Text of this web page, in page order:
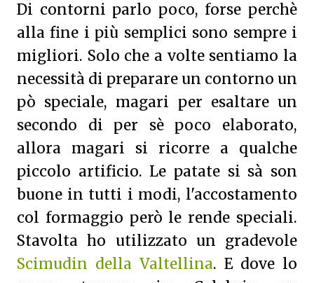
Di contorni parlo poco, forse perchè
alla fine i più semplici sono sempre i
migliori. Solo che a volte sentiamo la
necessità di preparare un contorno un
pò speciale, magari per esaltare un
secondo di per sè poco elaborato,
allora magari si ricorre a qualche
piccolo artificio. Le patate si sà son
buone in tutti i modi, l'accostamento
col formaggio però le rende speciali.
Stavolta ho utilizzato un gradevole
Scimudin della Valtellina. E dove lo